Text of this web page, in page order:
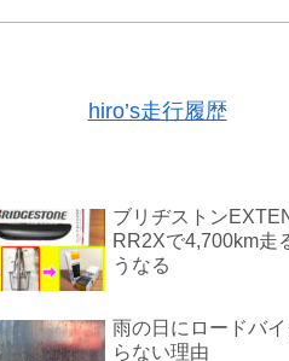
hiro’s走行履歴
ブリヂストン
RR2Xで4,700km走
うなる
雨の日にロードバ
らない理由